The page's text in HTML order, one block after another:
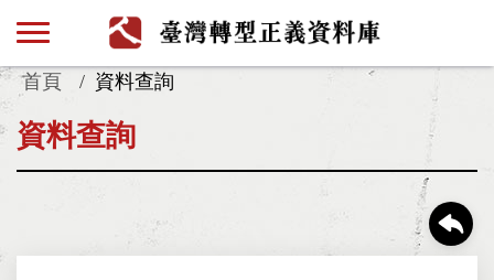
首頁 資料查詢
資料查詢